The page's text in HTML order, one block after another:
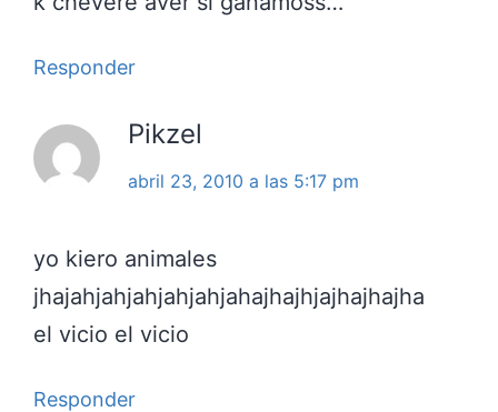
Responder
Pikzel
abril 23, 2010 a las 5:17 pm
yo kiero animales
jhajahjahjahjahjahjahajhajhjajhajhajha
el vicio el vicio
Responder